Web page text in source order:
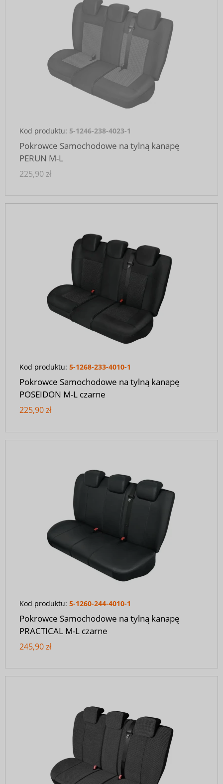
Kod produktu: 5-1246-238-4023-1
Pokrowce Samochodowe na tylną kanapę
PERUN M-L
225,90 zł
Kod produktu: 5-1268-233-4010-1
Pokrowce Samochodowe na tylną kanapę
POSEIDON M-L czarne
225,90 zł
Kod produktu: 5-1260-244-4010-1
Pokrowce Samochodowe na tylną kanapę
PRACTICAL M-L czarne
245,90 zł